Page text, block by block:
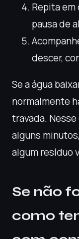
Repita em
pausa de
descer,
Se a água
normalmente
travada.
alguns
algum resíduo
Se não
como